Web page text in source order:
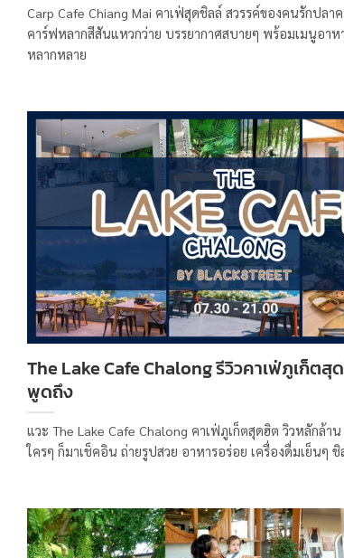
Carp Cafe Chiang Mai คาเฟ่สุดชิลล์ สวรรค์ของคนรักปล
คาร์ฟหลากสีสันแหวกว่าย บรรยากาศสบายๆ พร้อมเมนูอาห
หลากหลาย
The Lake Cafe Chalong รีวิวคาเฟ่ภูเก็ตสุ
พูดถึง
แวะ The Lake Cafe Chalong คาเฟ่ภูเก็ตสุดฮิต วิวหลักล้า
ใครๆ ก็มาเช็คอิน ถ่ายรูปสวย อาหารอร่อย เครื่องดื่มเย็นๆ